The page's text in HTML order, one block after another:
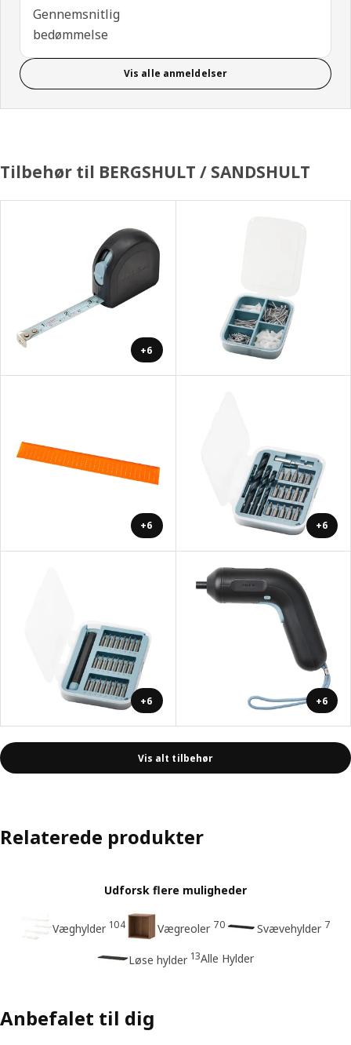
Gennemsnitlig
bedømmelse
Vis alle anmeldelser
Tilbehør til BERGSHULT / SANDSHULT
+6
+6 +6
+6 +6
Vis alt tilbehør
Relaterede produkter
Udforsk flere muligheder
Væghylder 104 Vægreoler 70 Svævehylder 7
Løse hylder 13Alle Hylder
Anbefalet til dig